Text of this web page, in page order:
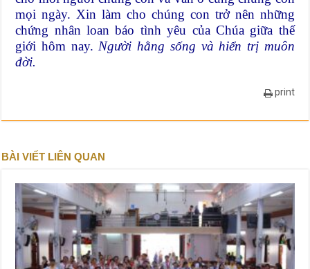
mọi ngày. Xin làm cho chúng con trở nên những
chứng nhân loan báo tình yêu của Chúa giữa thế
giới hôm nay. Người hằng sống và hiển trị muôn
đời.
print
BÀI VIẾT LIÊN QUAN